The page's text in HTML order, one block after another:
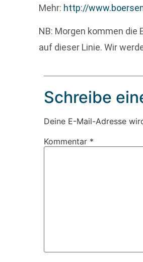
Mehr: http://
NB: Morgen kommen die
auf dieser Linie. Wir
Schreibe
Deine E-Mail-Adresse
Kommentar *